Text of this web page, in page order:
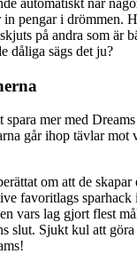
in pengar i drömmen.
på andra som är
dåliga sägs det ju?
spara mer med
går ihop tävlar mot
om att de
favoritlags sparhack
vars lag gjort flest
slut. Sjukt kul att